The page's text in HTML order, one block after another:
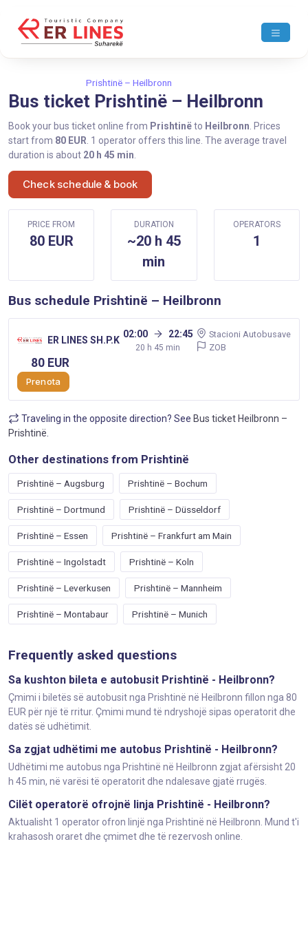
Prishtinë – Heilbronn
Bus ticket Prishtinë – Heilbronn
Book your bus ticket online from Prishtinëto Heilbronn . Prices
start from 80 EUR . 1 operator offers this line. The average travel
duration is about 20 h 45 min
Check schedule & book
PRICE FROM
80 EUR
DURATION
~20 h 45
min
OPERATORS
1
Bus schedule Prishtinë – Heilbronn
ER LINES SH.P.K
02:00 22:45
20 h 45 min
Stacioni Autobusave
ZOB
80 EUR
Prenota
Traveling in the opposite direction? See Bus ticket Heilbronn –
Prishtinë
Other destinations from Prishtinë
Prishtinë – Augsburg Prishtinë – Bochum
Prishtinë – Dortmund Prishtinë – Düsseldorf
Prishtinë – Essen Prishtinë – Frankfurt am Main
Prishtinë – Ingolstadt Prishtinë – Koln
Prishtinë – Leverkusen Prishtinë – Mannheim
Prishtinë – Montabaur Prishtinë – Munich
Frequently asked questions
Sa kushton bileta e autobusit Prishtinë - Heilbronn?
Çmimi i biletës së autobusit nga Prishtinë në Heilbronn fillon nga 80
EUR për një të rritur. Çmimi mund të ndryshojë sipas operatorit dhe
datës së udhëtimit.
Sa zgjat udhëtimi me autobus Prishtinë - Heilbronn?
Udhëtimi me autobus nga Prishtinë në Heilbronn zgjat afërsisht 20
h 45 min, në varësi të operatorit dhe ndalesave gjatë rrugës.
Cilët operatorë ofrojnë linja Prishtinë - Heilbronn?
Aktualisht 1 operator ofron linjë nga Prishtinë në Heilbronn. Mund t'i
krahasosh oraret dhe çmimet dhe të rezervosh online.